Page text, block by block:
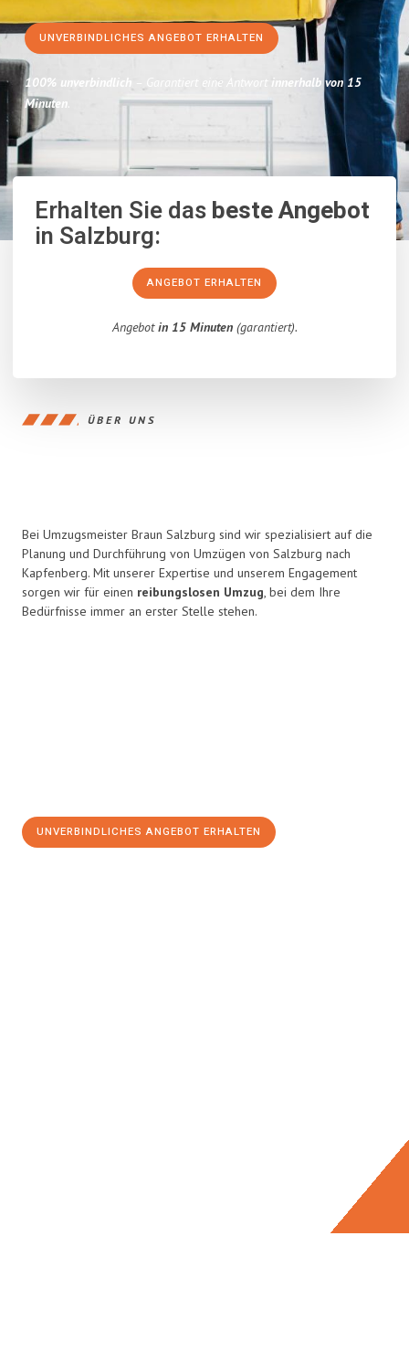
UNVERBINDLICHES ANGEBOT ERHALTEN
100% unverbindlich – Garantiert eine Antwort innerhalb von 15
Minuten.
Erhalten Sie dasbeste Angebot
in Salzburg:
ANGEBOT ERHALTEN
Angebotin 15 Minuten(garantiert).
ÜBER UNS
Bei Umzugsmeister Braun Salzburg sind wir spezialisiert auf die
Planung und Durchführung von Umzügen von Salzburg nach
Kapfenberg. Mit unserer Expertise und unserem Engagement
sorgen wir für einen reibungslosen Umzug, bei dem Ihre
Bedürfnisse immer an erster Stelle stehen.
UNVERBINDLICHES ANGEBOT ERHALTEN